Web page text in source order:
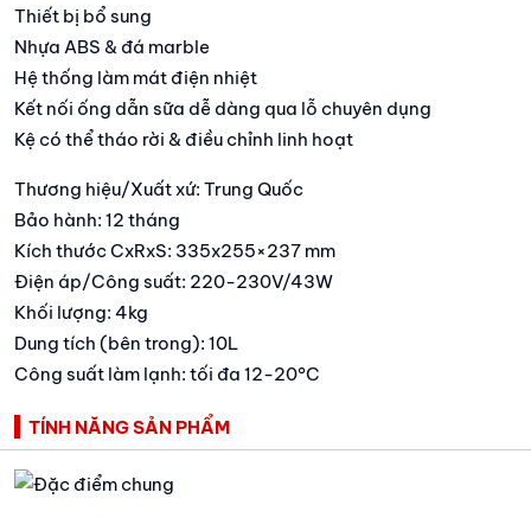
Thiết bị bổ sung
Nhựa ABS & đá marble
Hệ thống làm mát điện nhiệt
Kết nối ống dẫn sữa dễ dàng qua lỗ chuyên dụng
Kệ có thể tháo rời & điều chỉnh linh hoạt
Thương hiệu/Xuất xứ: Trung Quốc
Bảo hành: 12 tháng
Kích thước CxRxS: 335x255×237 mm
Điện áp/Công suất: 220-230V/43W
Khối lượng: 4kg
Dung tích (bên trong): 10L
Công suất làm lạnh: tối đa 12-20°C
TÍNH NĂNG SẢN PHẨM